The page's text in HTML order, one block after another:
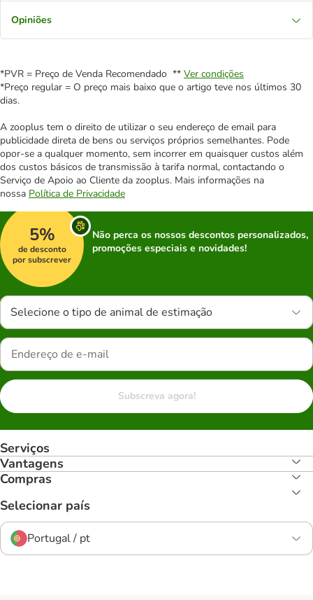
Opiniões
*PVR = Preço de Venda Recomendado ** Ver condições
*Preço regular = O preço mais baixo que o artigo teve nos últimos 30
dias.
A zooplus tem o direito de utilizar o seu endereço de email para
publicidade direta de bens ou serviços próprios semelhantes. Pode
opor-se a qualquer momento, sem incorrer em quaisquer custos além
dos custos básicos de transmissão à tarifa normal, contactando o
Serviço de Apoio ao Cliente da zooplus. Mais informações na
nossa Política de Privacidade
5%
de desconto
por subscrever
Não perca os nossos descontos personalizados,
promoções especiais e novidades!
Selecione o tipo de animal de estimação
Subscreva agora!
Serviços
Vantagens
Compras
Selecionar país
Portugal / pt